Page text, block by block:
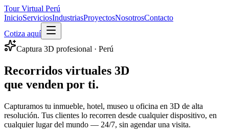
Tour Virtual Perú
InicioServiciosIndustriasProyectosNosotrosContacto
Cotiza aquí
Captura 3D profesional · Perú
Recorridos virtuales 3D
que venden por ti.
Capturamos tu inmueble, hotel, museo u oficina en 3D de alta
resolución. Tus clientes lo recorren desde cualquier dispositivo, en
cualquier lugar del mundo — 24/7, sin agendar una visita.